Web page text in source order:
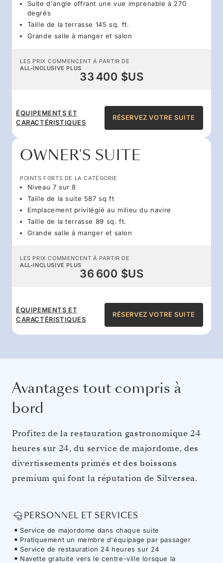
Suite d'angle offrant une vue imprenable à 270
degrés
Taille de la terrasse 145 sq. ft.
Grande salle à manger et salon
LES PRIX COMMENCENT À PARTIR DE
ALL-INCLUSIVE PLUS
33 400 $US
ÉQUIPEMENTS ET
CARACTÉRISTIQUES
RÉSERVEZ VOTRE SUITE
OWNER'S SUITE
POINTS FORTS DE LA CATÉGORIE
Niveau 7 sur 8
Taille de la suite 587 sq ft
Emplacement privilégié au milieu du navire
Taille de la terrasse 89 sq. ft.
Grande salle à manger et salon
LES PRIX COMMENCENT À PARTIR DE
ALL-INCLUSIVE PLUS
36 600 $US
ÉQUIPEMENTS ET
CARACTÉRISTIQUES
RÉSERVEZ VOTRE SUITE
Avantages tout compris à
bord
Profitez de la restauration gastronomique 24
heures sur 24, du service de majordome, des
divertissements primés et des boissons
premium qui font la réputation de Silversea.
PERSONNEL ET SERVICES
Service de majordome dans chaque suite
Pratiquement un membre d'équipage par passager
Service de restauration 24 heures sur 24
Navette gratuite vers le centre-ville lorsque la